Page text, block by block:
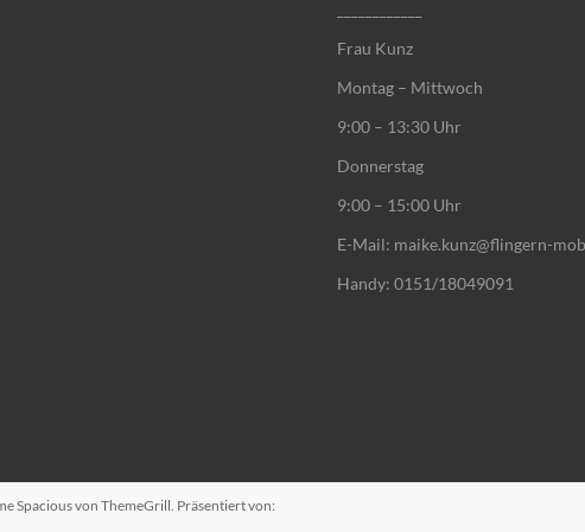
Frau Kunz
Montag – Mittwoch
9:00 – 13:30 Uhr
Donnerstag
9:00 – 15:00 Uhr
E-Mail: maike.kunz@flingern-
Handy: 0151/18049091
Spaciousvon ThemeGrill. Präsentiert von: